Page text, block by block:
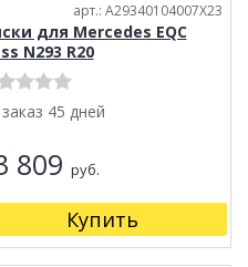
арт.: A29340104007X23
для Mercedes EQC
N293 R20
45 дней
809 руб.
Купить